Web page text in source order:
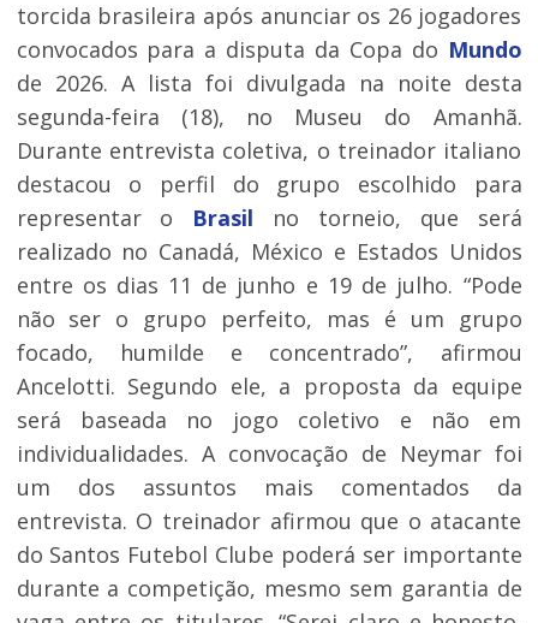
torcida brasileira após anunciar os 26 jogadores
convocados para a disputa da Copa do Mundo
de 2026. A lista foi divulgada na noite desta
segunda-feira (18), no Museu do Amanhã.
Durante entrevista coletiva, o treinador italiano
destacou o perfil do grupo escolhido para
representar o Brasil no torneio, que será
realizado no Canadá, México e Estados Unidos
entre os dias 11 de junho e 19 de julho. “Pode
não ser o grupo perfeito, mas é um grupo
focado, humilde e concentrado”, afirmou
Ancelotti. Segundo ele, a proposta da equipe
será baseada no jogo coletivo e não em
individualidades. A convocação de Neymar foi
um dos assuntos mais comentados da
entrevista. O treinador afirmou que o atacante
do Santos Futebol Clube poderá ser importante
durante a competição, mesmo sem garantia de